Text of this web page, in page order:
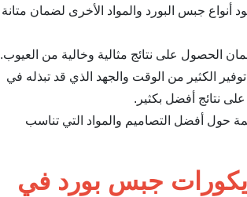
جبس البورد والمواد الأخرى لضمان متانة
الحصول على نتائج مثالية وخالية من العيوب.
الكثير من الوقت والجهد الذي قد تبذله في
نتائج أفضل بكثير.
حول أفضل التصاميم والمواد التي تناسب
جبس بورد في